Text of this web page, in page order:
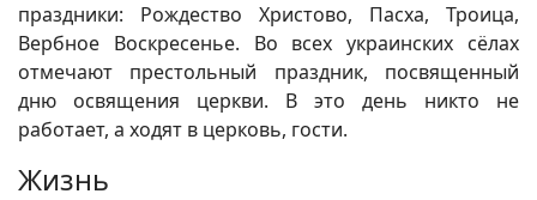
праздники: Рождество Христово, Пасха, Троица,
Вербное Воскресенье. Во всех украинских сёлах
отмечают престольный праздник, посвященный
дню освящения церкви. В это день никто не
работает, а ходят в церковь, гости.
Жизнь